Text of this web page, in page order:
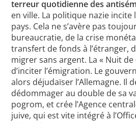
terreur quotidienne des
en ville. La politique nazie incite
pays. Cela ne s’avère pas
bureaucratie, de la crise
transfert de fonds à l’étranger,
migrer sans argent. La « Nuit
d’inciter l’émigration. Le
alors déjudaïser l’Allemagne. Il
dédommager au double de sa
pogrom, et crée l’Agence
juive, qui est vite intégré à